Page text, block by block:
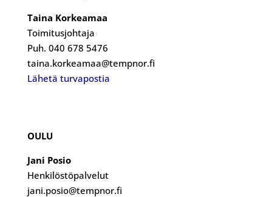
Taina Korkeamaa
Toimitusjohtaja
Puh. 040 678 5476
taina.korkeamaa@tempnor.fi
Lähetä turvapostia
OULU
Jani Posio
Henkilöstöpalvelut
jani.posio@tempnor.fi